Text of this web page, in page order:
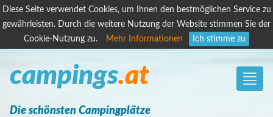
Diese Seite verwendet Cookies, um Ihnen den bestmöglichen Service zu
gewährleisten. Durch die weitere Nutzung der Website stimmen Sie der
Cookie-Nutzung zu.
Mehr Informationen Ich stimme zu
Toggle
campings.at
Die schönsten Campingplätze